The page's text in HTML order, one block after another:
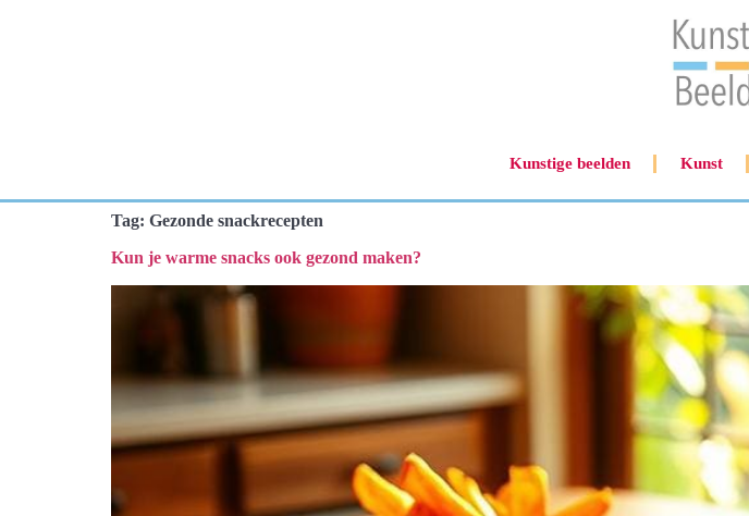
Kunstige beelden Kunst
Tag: Gezonde snackrecepten
Kun je warme snacks ook gezond maken?